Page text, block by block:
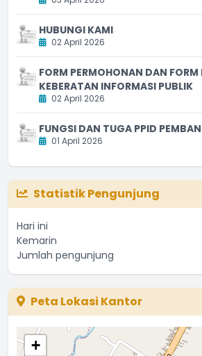
HUBUNGI KAMI
02 April 2026
FORM PERMOHONAN DAN
KEBERATAN INFORMASI PUBLIK
02 April 2026
FUNGSI DAN TUGA PPID
01 April 2026
Statistik Pengunjung
Hari ini
Kemarin
Jumlah pengunjung
Peta Lokasi Kantor
+